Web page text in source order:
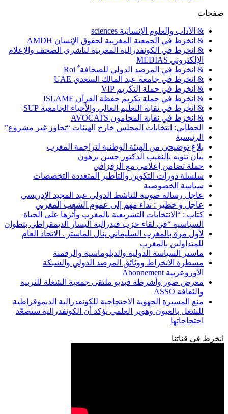
صفحات
& الآداب والعلوم الإنسانية sciences
& انخرط في الجمعية المغربية لحقوق الإنسان AMDH
& انخرط في الكونفدرالية المغربية لناشري الصحف والإعلام
الإلكتروني MEDIAS
& انخرط في المرصد الدولي للصحافة ٌ Roi
& انخرط في جامعة عبد المالك السعدي UAE
& انخرط في حملة التكريم VIP
& انخرط في حملة تكريم حفظة القرآن ISLAME
& انخرط في نقابة التعليم العالي والأحياء الجامعية SUP
& انخرط في نقابة المحامون AVOCATS
الحطابي: انتخابات المجلس خارج الهيئات “تجاوز غير مشروع”
الرئيسية
بلاغ توضيحي من الهيئة الوطنية لتراجمة المغرب
بيان تنويه بالنقيب الدكتور حسن برهون
حملة تضامن إعلامي مع الزفزافي
سلسلة دورات التكوين والتأطير المتعددة التخصصات
سياسة الخصوصية
عاجل رسالة صوتية للناشط الدولي عبد المجيد الإدريسي
عاجل و خطير : نداء مهم إلى عموم الشعب المغربي
كتاب : “الانتخابات التشريعية بالمغرب وأثرها على الحياة
السياسية “في لقاء حزب فيدرالية اليسار الديمقراطي بتطوان
لأول مرة بالمغرب السليماني ينال الماستر . الاتحاد العام
للمتداولين بالمغرب
ماستر السياسة الدولية والدبلوماسية والرقمنة
مسطرة الانخراط ووثائق المرصد الدولي والشبكة
الأوروعربية Abonnement
معرض صور وأشرطة فيديو ملتقى جمعية الشعلة للتربية
والثقافة ASSO
منع المسيرة الجهوية الاحتجاجية للكونفدرالية الديموقراطية
للشغل بالعيون وهوير العلمي يؤكد أن الكونفدرالية ستصعّد
احتجاجاتها
انخرط في قناتنا